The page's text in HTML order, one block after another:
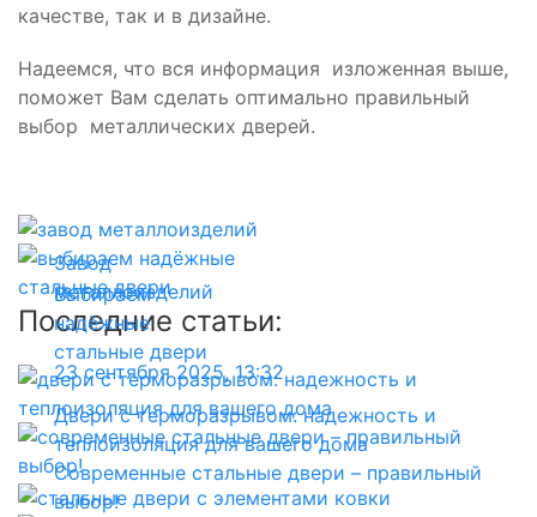
качестве, так и в дизайне.
Надеемся, что вся информация изложенная выше,
поможет Вам сделать оптимально правильный
выбор металлических дверей.
Завод
металлоизделий
Выбираем
надёжные
стальные двери
Последние статьи:
Двери с терморазрывом: надежность и
теплоизоляция для вашего дома
23 сентября 2025, 13:32
Современные стальные двери – правильный
выбор!